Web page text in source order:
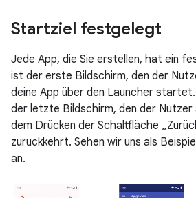
Startziel festgelegt
Jede App, die Sie erstellen, hat ein
ist der erste Bildschirm, den der
deine App über den Launcher
der letzte Bildschirm, den der Nutzer
dem Drücken der Schaltfläche
zurückkehrt. Sehen wir uns als
an.